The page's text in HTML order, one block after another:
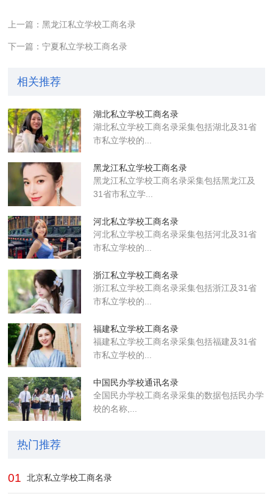
上一篇：黑龙江私立学校工商名录
下一篇：宁夏私立学校工商名录
相关推荐
湖北私立学校工商名录
湖北私立学校工商名录采集包括湖北及31省
市私立学校的...
黑龙江私立学校工商名录
黑龙江私立学校工商名录采集包括黑龙江及
31省市私立学...
河北私立学校工商名录
河北私立学校工商名录采集包括河北及31省
市私立学校的...
浙江私立学校工商名录
浙江私立学校工商名录采集包括浙江及31省
市私立学校的...
福建私立学校工商名录
福建私立学校工商名录采集包括福建及31省
市私立学校的...
中国民办学校通讯名录
全国民办学校工商名录采集的数据包括民办学
校的名称,...
热门推荐
01 北京私立学校工商名录